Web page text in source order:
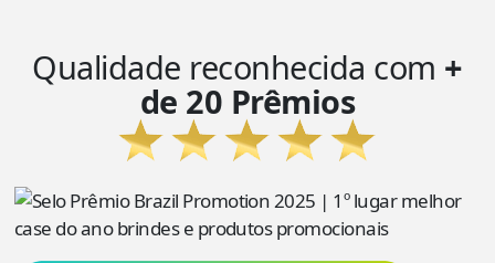
Qualidade reconhecida com +
de 20 Prêmios